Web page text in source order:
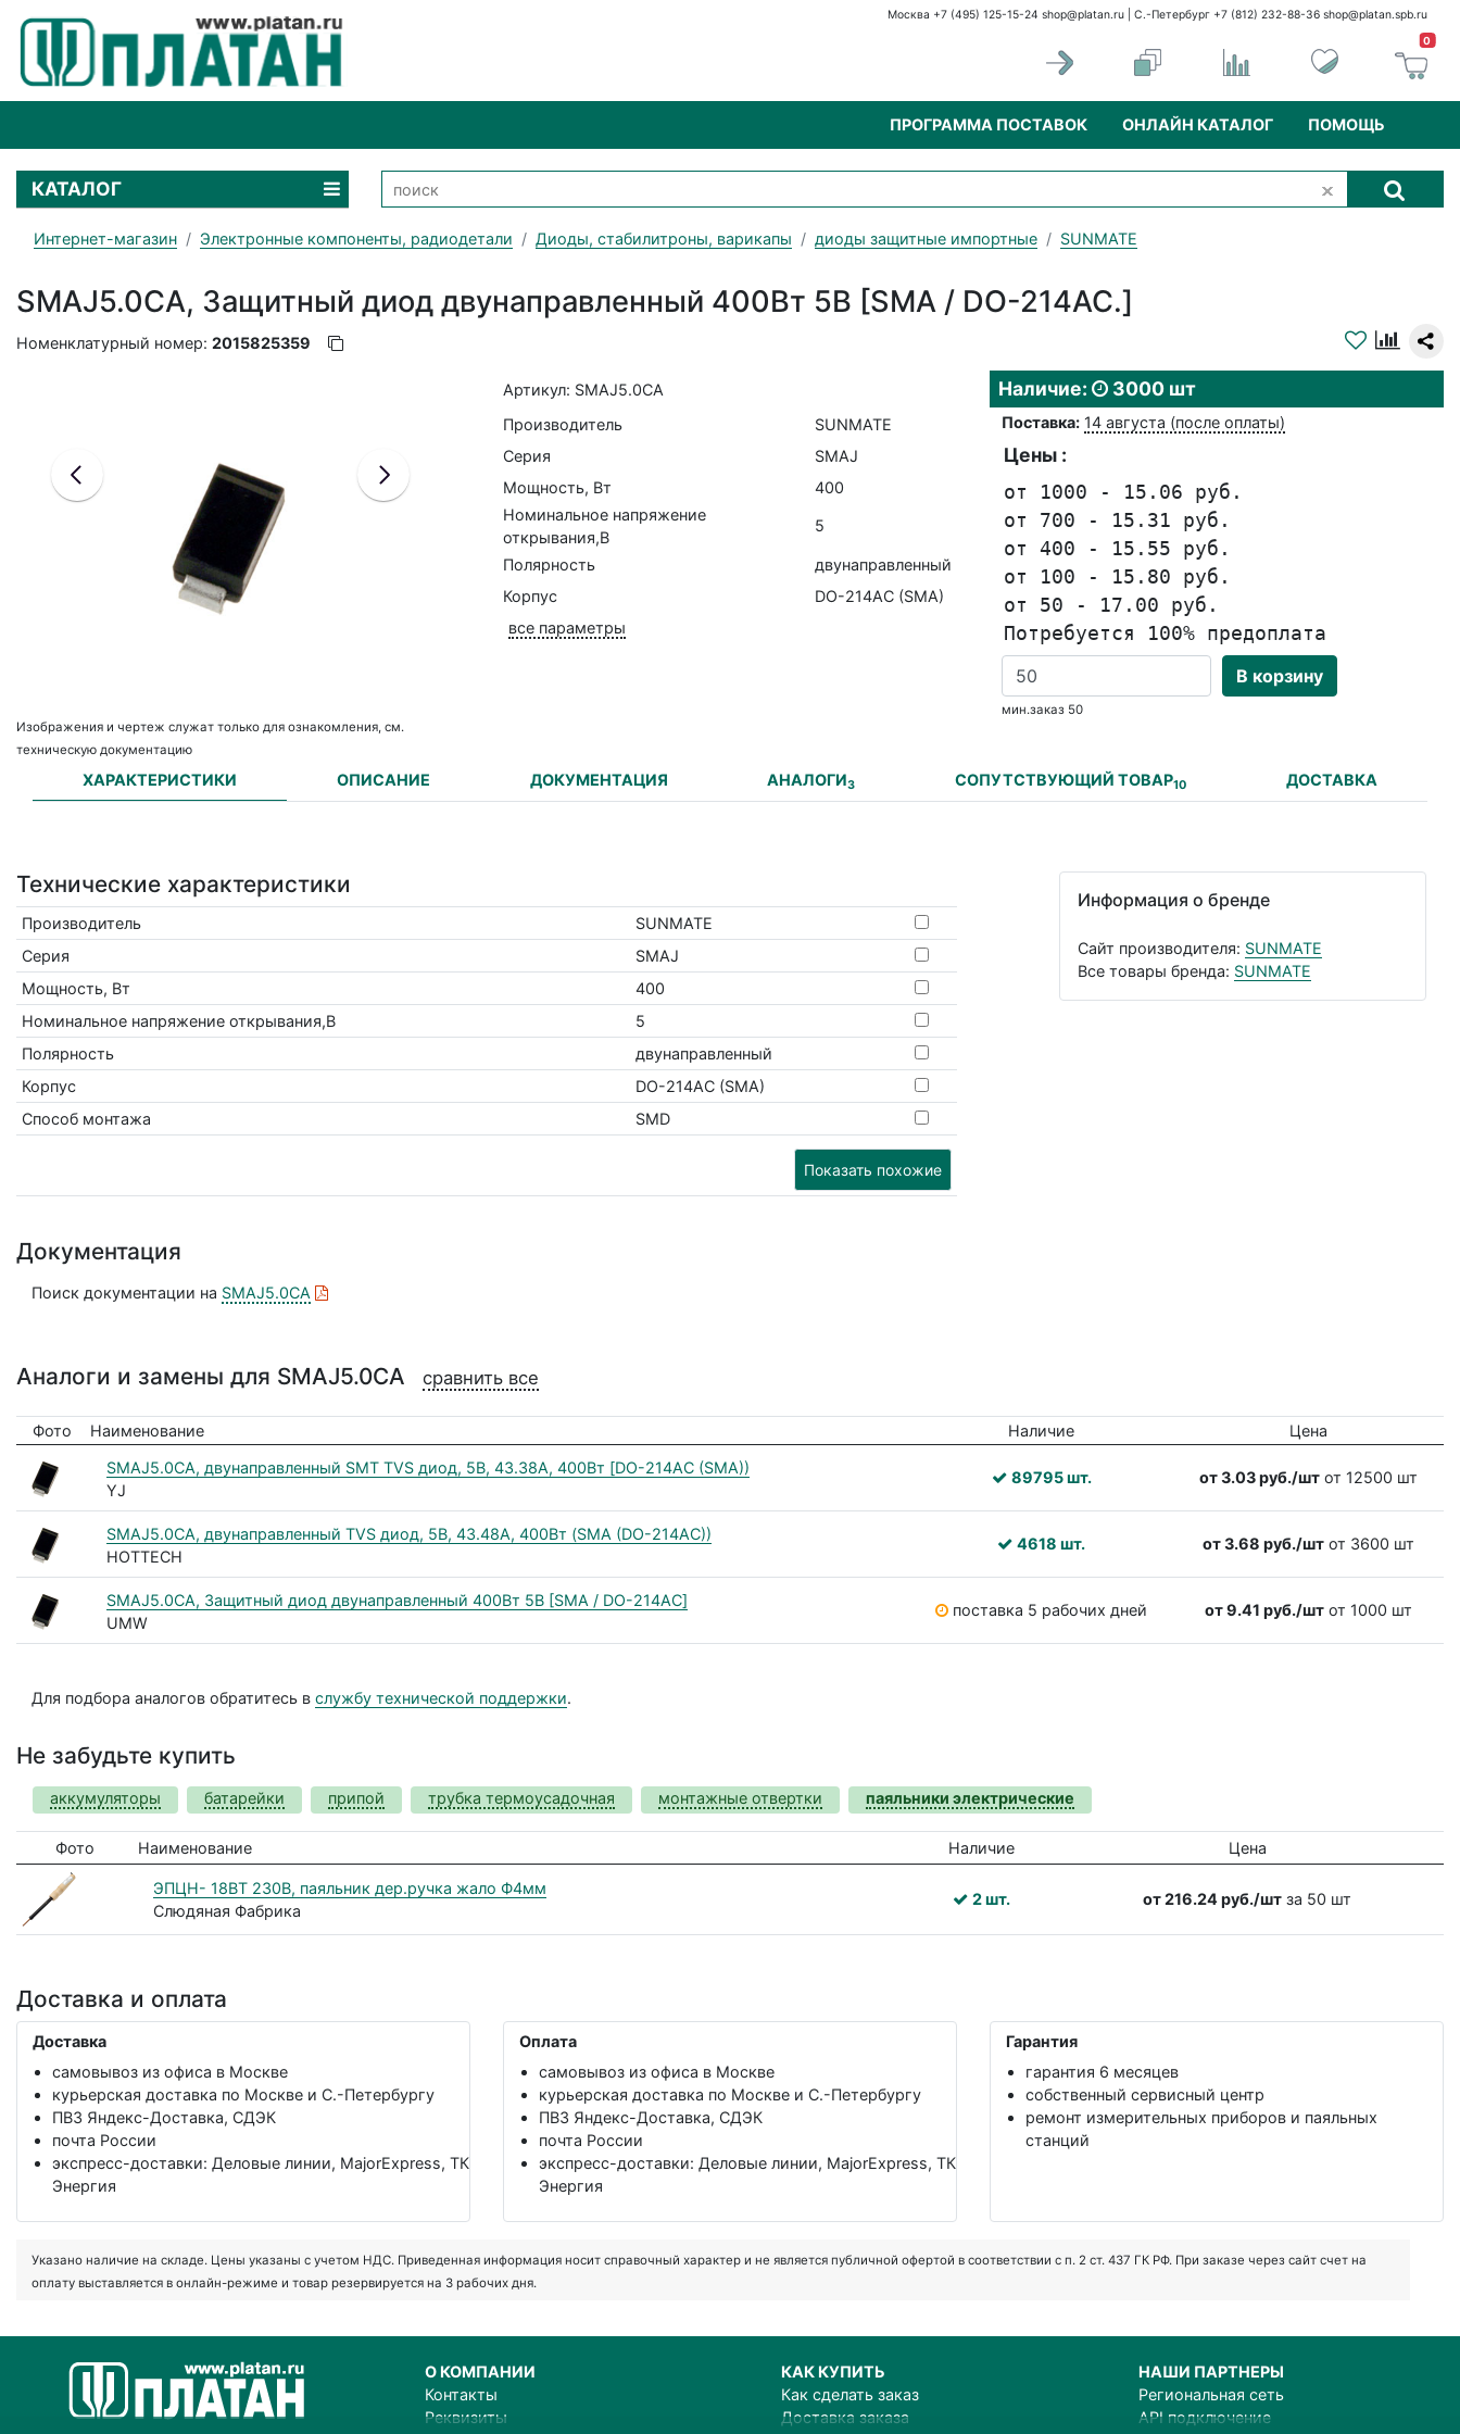
Москва +7 (495) 125-15-24 shop@platan.ru | С.-Петербург +7 (812) 232-88-36 shop@platan.spb.ru
0
ПРОГРАММА ПОСТАВОК ОНЛАЙН КАТАЛОГ ПОМОЩЬ
КАТАЛОГ
Интернет-магазин Электронные компоненты, радиодетали Диоды, стабилитроны, варикапы диоды защитные импортные SUNMATE
SMAJ5.0CA, Защитный диод двунаправленный 400Вт 5В [SMA / DO-214AC.]
Номенклатурный номер: 2015825359
Изображения и чертеж служат только для ознакомления, см.
техническую документацию
Артикул: SMAJ5.0CA
Производитель
SUNMATE
Серия
SMAJ
Мощность, Вт
400
Номинальное напряжение
открывания,В
5
Полярность
двунаправленный
Корпус
DO-214AC (SMA)
все параметры
Наличие: 3000 шт
Поставка: 14 августа (после оплаты)
Цены :
от 1000 - 15.06 руб.
от 700 - 15.31 руб.
от 400 - 15.55 руб.
от 100 - 15.80 руб.
от 50 - 17.00 руб.
Потребуется 100% предоплата
В корзину
мин.заказ 50
ХАРАКТЕРИСТИКИ ОПИСАНИЕ ДОКУМЕНТАЦИЯ АНАЛОГИ3 СОПУТСТВУЮЩИЙ ТОВАР10 ДОСТАВКА
Технические характеристики
Производитель
SUNMATE
Серия
SMAJ
Мощность, Вт
400
Номинальное напряжение открывания,В
5
Полярность
двунаправленный
Корпус
DO-214AC (SMA)
Способ монтажа
SMD
Показать похожие
Информация о бренде
Сайт производителя: SUNMATE
Все товары бренда: SUNMATE
Документация
Поиск документации на SMAJ5.0CA
Аналоги и замены для SMAJ5.0CA сравнить все
Фото Наименование Наличие
Цена
SMAJ5.0CA, двунаправленный SMT TVS диод, 5В, 43.38А, 400Вт [DO-214AC (SMA))
YJ
89795 шт. от 3.03 руб./штот 12500 шт
SMAJ5.0CA, двунаправленный TVS диод, 5В, 43.48А, 400Вт (SMA (DO-214AC))
HOTTECH
4618 шт. от 3.68 руб./штот 3600 шт
SMAJ5.0CA, Защитный диод двунаправленный 400Вт 5В [SMA / DO-214AC]
UMW
поставка 5 рабочих дней от 9.41 руб./штот 1000 шт
Для подбора аналогов обратитесь вслужбу технической поддержки.
Не забудьте купить
аккумуляторы батарейки припой трубка термоусадочная монтажные отвертки паяльники электрические
Фото Наименование Наличие Цена
ЭПЦН- 18ВТ 230В, паяльник дер.ручка жало Ф4мм
Слюдяная Фабрика
2 шт. от 216.24 руб./шт за 50 шт
Доставка и оплата
Доставка
самовывоз из офиса в Москве
курьерская доставка по Москве и С.-Петербургу
ПВЗ Яндекс-Доставка, СДЭК
почта России
экспресс-доставки: Деловые линии, MajorExpress, ТК
Энергия
Оплата
самовывоз из офиса в Москве
курьерская доставка по Москве и С.-Петербургу
ПВЗ Яндекс-Доставка, СДЭК
почта России
экспресс-доставки: Деловые линии, MajorExpress, ТК
Энергия
Гарантия
гарантия 6 месяцев
собственный сервисный центр
ремонт измерительных приборов и паяльных
станций
Указано наличие на складе. Цены указаны с учетом НДС. Приведенная информация носит справочный характер и не является публичной офертой в соответствии с п. 2 ст. 437 ГК РФ. При заказе через сайт счет на
оплату выставляется в онлайн-режиме и товар резервируется на 3 рабочих дня.
О КОМПАНИИ
Контакты
Реквизиты
КАК КУПИТЬ
Как сделать заказ
Доставка заказа
НАШИ ПАРТНЕРЫ
Региональная сеть
API подключение